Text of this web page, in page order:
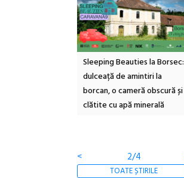
Sleeping Beauties la Borsec:
dulceață de amintiri la
borcan, o cameră obscură și
clătite cu apă minerală
< 2/4
TOATE ȘTIRILE